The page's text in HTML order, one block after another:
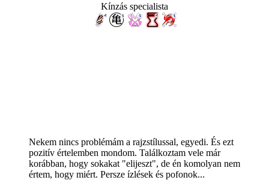
Kínzás specialista
Nekem nincs problémám a rajzstílussal, egyedi. És ezt
pozitív értelemben mondom. Találkoztam vele már
korábban, hogy sokakat "elijeszt", de én komolyan nem
értem, hogy miért. Persze ízlések és pofonok...